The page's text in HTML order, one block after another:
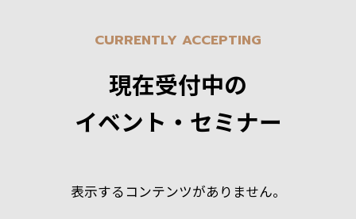
CURRENTLY ACCEPTING
現在受付中の
イベント・セミナー
表示するコンテンツがありません。